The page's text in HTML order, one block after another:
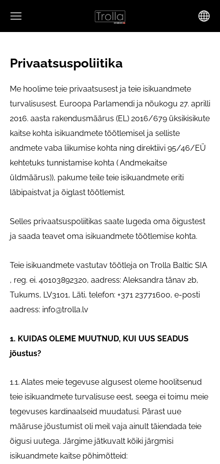
Privaatsuspoliitika
Me hoolime teie privaatsusest ja teie isikuandmete
turvalisusest. Euroopa Parlamendi ja nõukogu 27. aprilli
2016. aasta rakendusmäärus (EL) 2016/679 üksikisikute
kaitse kohta isikuandmete töötlemisel ja selliste
andmete vaba liikumise kohta ning direktiivi 95/46/EÜ
kehtetuks tunnistamise kohta ( Andmekaitse
üldmäärus)), pakume teile teie isikuandmete eriti
läbipaistvat ja õiglast töötlemist.
Selles privaatsuspoliitikas saate lugeda oma õigustest
ja saada teavet oma isikuandmete töötlemise kohta.
Teie isikuandmete vastutav töötleja on Trolla Baltic SIA
, reg. ei. 40103892320, aadress: Aleksandra tänav 2b,
Tukums, LV3101, Läti, telefon: +371 23771600, e-posti
aadress: info@trolla.lv
1. KUIDAS OLEME MUUTNUD, KUI UUS SEADUS
jõustus?
1.1. Alates meie tegevuse algusest oleme hoolitsenud
teie isikuandmete turvalisuse eest, seega ei toimu meie
tegevuses kardinaalseid muudatusi. Pärast uue
määruse jõustumist oli meil vaja ainult täiendada teie
õigusi uutega. Järgime jätkuvalt kõiki järgmisi
isikuandmete kaitse põhimõtteid: